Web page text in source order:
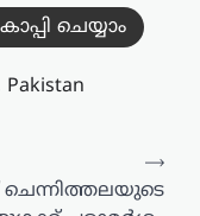
ചെയ്യാം
Pakistan
⟶